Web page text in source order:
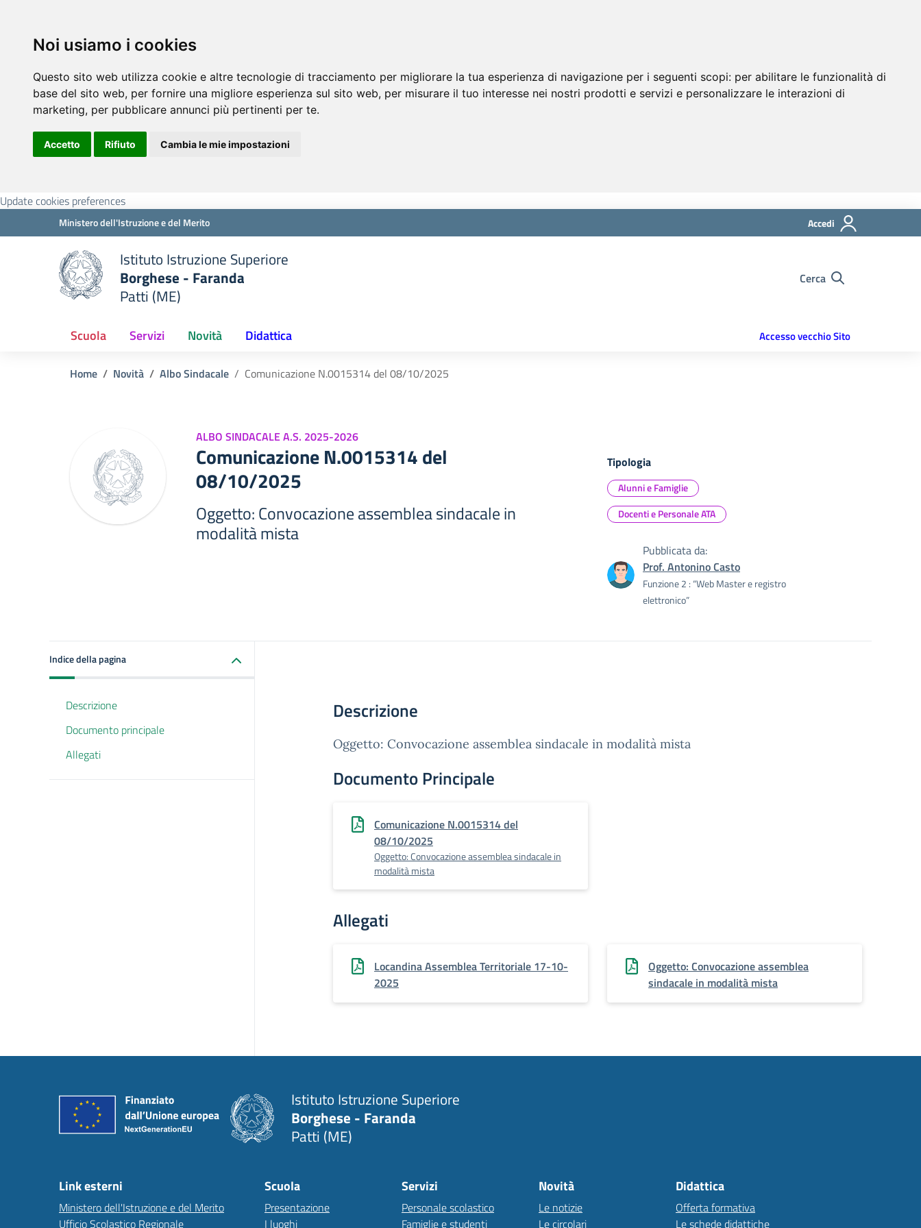
Noi usiamo i cookies
Questo sito web utilizza cookie e altre tecnologie di tracciamento per migliorare la tua esperienza di navigazione per i seguenti scopi: per abilitare le funzionalità di
base del sito web, per fornire una migliore esperienza sul sito web, per misurare il tuo interesse nei nostri prodotti e servizi e personalizzare le interazioni di
marketing, per pubblicare annunci più pertinenti per te.
Accetto Rifiuto Cambia le mie impostazioni
Update cookies preferences
Ministero dell'Istruzione e del Merito Accedi
Istituto Istruzione Superiore
Borghese - Faranda
Patti (ME)
Cerca
Scuola Servizi Novità Didattica Accesso vecchio Sito
Home Novità Albo Sindacale Comunicazione N.0015314 del 08/10/2025
ALBO SINDACALE A.S. 2025-2026
Comunicazione N.0015314 del
08/10/2025
Oggetto: Convocazione assemblea sindacale in
modalità mista
Tipologia
Alunni e Famiglie
Docenti e Personale ATA
Pubblicata da:
Prof. Antonino Casto
Funzione 2 : “Web Master e registro
elettronico”
Indice della pagina
Descrizione
Documento principale
Allegati
Descrizione
Oggetto: Convocazione assemblea sindacale in modalità mista
Documento Principale
Comunicazione N.0015314 del
08/10/2025
Oggetto: Convocazione assemblea sindacale in
modalità mista
Allegati
Locandina Assemblea Territoriale 17-10-
2025
Oggetto: Convocazione assemblea
sindacale in modalità mista
Istituto Istruzione Superiore
Borghese - Faranda
Patti (ME)
Link esterni
Ministero dell'Istruzione e del Merito
Ufficio Scolastico Regionale
Scuola
Presentazione
I luoghi
Servizi
Personale scolastico
Famiglie e studenti
Novità
Le notizie
Le circolari
Didattica
Offerta formativa
Le schede didattiche